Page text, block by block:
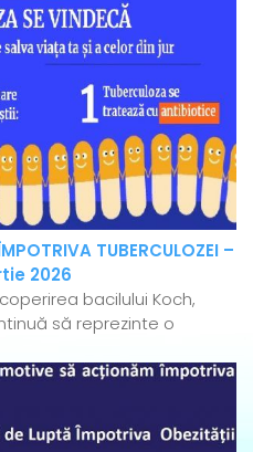
TUBERCULOZEI –
2026
bacilului Koch,
să reprezinte o